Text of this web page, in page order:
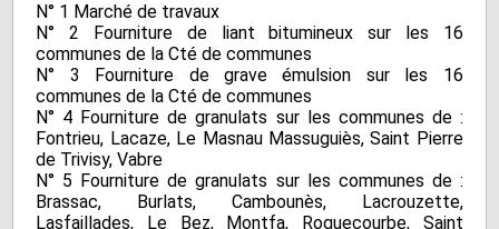
N° 1 Marché de travaux
N° 2 Fourniture de liant bitumineux sur les 16
communes de la Cté de communes
N° 3 Fourniture de grave émulsion sur les 16
communes de la Cté de communes
N° 4 Fourniture de granulats sur les communes de :
Fontrieu, Lacaze, Le Masnau Massuguiès, Saint Pierre
de Trivisy, Vabre
N° 5 Fourniture de granulats sur les communes de :
Brassac, Burlats, Cambounès, Lacrouzette,
Lasfaillades, Le Bez, Montfa, Roquecourbe, Saint